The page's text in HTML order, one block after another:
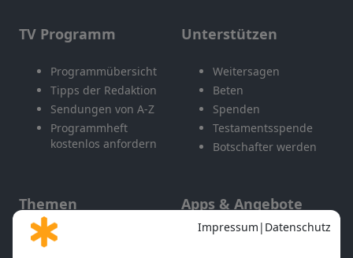
TV Programm
Programmübersicht
Tipps der Redaktion
Sendungen von A-Z
Programmheft
kostenlos anfordern
Unterstützen
Weitersagen
Beten
Spenden
Testamentsspende
Botschafter werden
Themen
Gott und Bibel erklärt
Apps & Angebote